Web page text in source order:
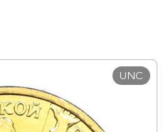
UNC